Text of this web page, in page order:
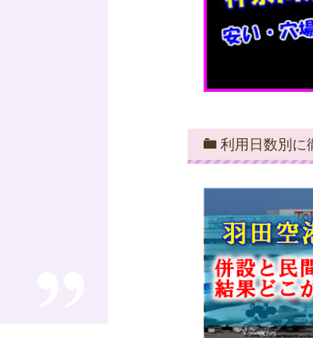
利用日数別に